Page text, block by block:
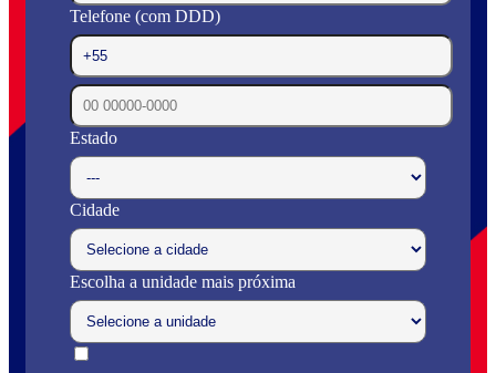
Telefone (com DDD)
Estado
Cidade
Escolha a unidade mais próxima